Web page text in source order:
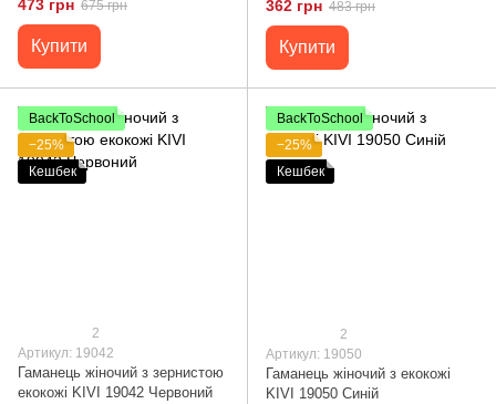
473 грн 675 грн
Купити
362 грн 483 грн
Купити
BackToSchool
−25%
Кешбек
2
Артикул: 19042
Гаманець жіночий з зернистою
екокожі KIVI 19042 Червоний
BackToSchool
−25%
Кешбек
2
Артикул: 19050
Гаманець жіночий з екокожі
KIVI 19050 Синій